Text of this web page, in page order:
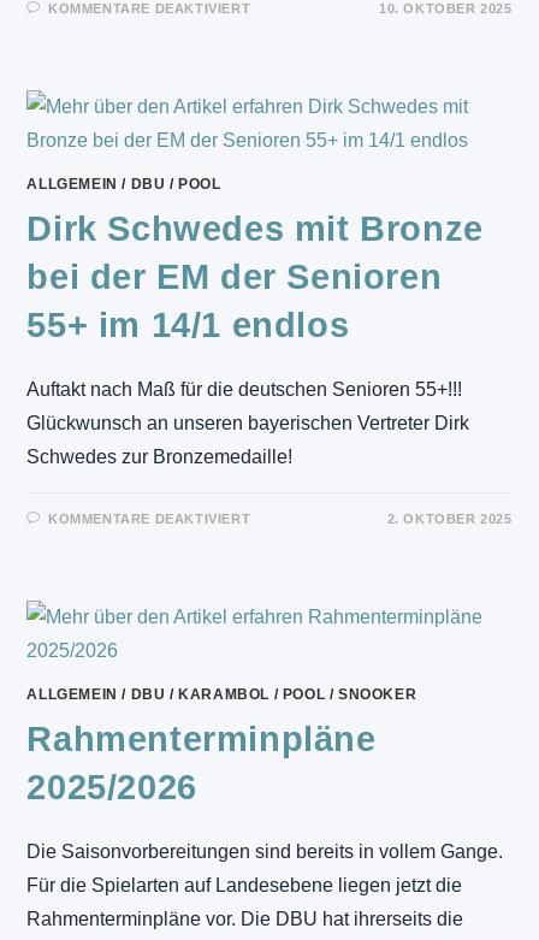
KOMMENTARE DEAKTIVIERTFÜR
MEDAILLENSATZ
BEI
DER
EM
10. OKTOBER 2025
ALLGEMEIN / DBU / POOL
Dirk Schwedes mit Bronze
bei der EM der Senioren
55+ im 14/1 endlos
Auftakt nach Maß für die deutschen Senioren 55+!!!
Glückwunsch an unseren bayerischen Vertreter Dirk
Schwedes zur Bronzemedaille!
KOMMENTARE DEAKTIVIERTFÜR
DER
EM
IM
14/1
2. OKTOBER 2025
ALLGEMEIN / DBU / KARAMBOL / POOL /SNOOKER
Rahmenterminpläne
2025/2026
Die Saisonvorbereitungen sind bereits in vollem Gange.
Für die Spielarten auf Landesebene liegen jetzt die
Rahmenterminpläne vor. Die DBU hat ihrerseits die